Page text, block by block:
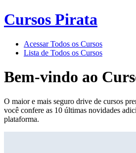
Cursos Pirata
Acessar Todos os Cursos
Lista de Todos os Cursos
Bem-vindo ao
O maior e mais seguro drive de cursos
você confere as 10 últimas novidades
plataforma.